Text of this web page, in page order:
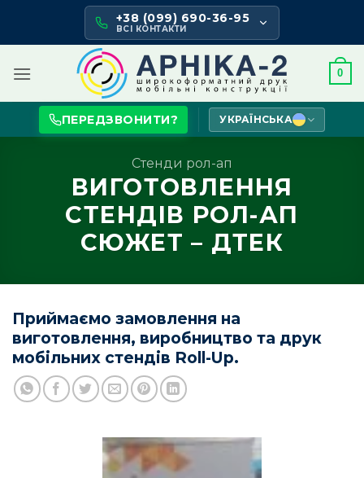
content
+38 (099) 690-36-95
ВСІ КОНТАКТИ
0
ПЕРЕДЗВОНИТИ? УКРАЇНСЬКА
Стенди рол-ап
ВИГОТОВЛЕННЯ
СТЕНДІВ РОЛ-АП
СЮЖЕТ – ДТЕК
Приймаємо замовлення на
виготовлення, виробництво та друк
мобільних стендів Roll-Up.